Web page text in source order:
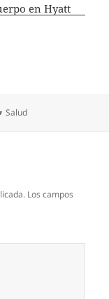
en Hyatt
Categorías
Salud
Los campos